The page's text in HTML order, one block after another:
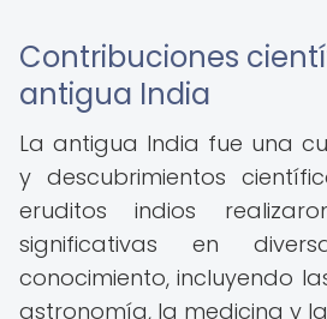
Contribuciones
antigua India
La antigua India fue una
y descubrimientos
eruditos indios
significativas en
conocimiento, incluyendo
astronomía, la medicina y